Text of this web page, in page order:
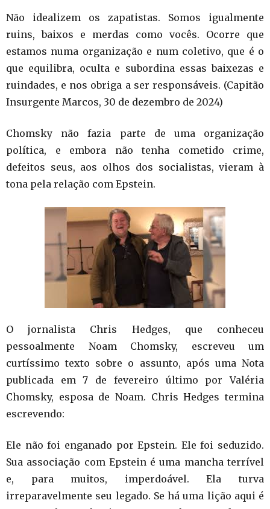
Não idealizem os zapatistas. Somos igualmente
ruins, baixos e merdas como vocês. Ocorre que
estamos numa organização e num coletivo, que é o
que equilibra, oculta e subordina essas baixezas e
ruindades, e nos obriga a ser responsáveis. (Capitão
Insurgente Marcos, 30 de dezembro de 2024)
Chomsky não fazia parte de uma organização
política, e embora não tenha cometido crime,
defeitos seus, aos olhos dos socialistas, vieram à
tona pela relação com Epstein.
O jornalista Chris Hedges, que conheceu
pessoalmente Noam Chomsky, escreveu um
curtíssimo texto sobre o assunto, após uma Nota
publicada em 7 de fevereiro último por Valéria
Chomsky, esposa de Noam. Chris Hedges termina
escrevendo:
Ele não foi enganado por Epstein. Ele foi seduzido.
Sua associação com Epstein é uma mancha terrível
e, para muitos, imperdoável. Ela turva
irreparavelmente seu legado. Se há uma lição aqui é